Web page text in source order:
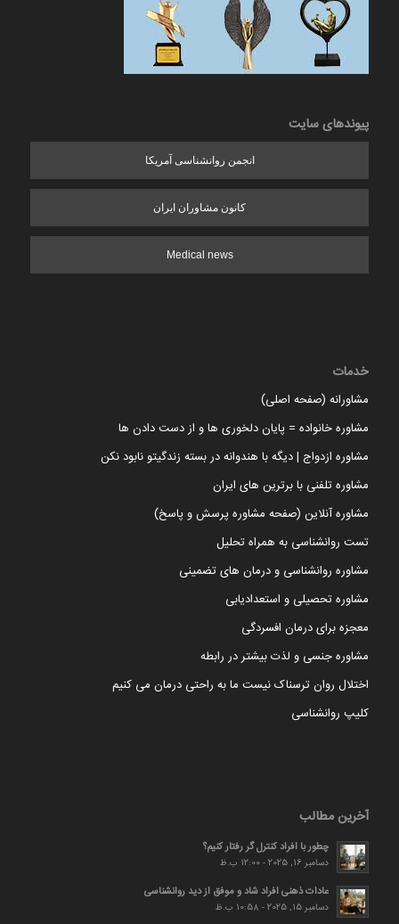
پیوندهای سایت
انجمن روانشناسی آمریکا
کانون مشاوران ایران
Medical news
خدمات
مشاورانه (صفحه اصلی)
مشاوره خانواده = پایان دلخوری ها و از دست دادن ها
مشاوره ازدواج | دیگه با هندوانه در بسته زندگیتو نابود نکن
مشاوره تلفنی با برترین های ایران
مشاوره آنلاین (صفحه مشاوره پرسش و پاسخ)
تست روانشناسی به همراه تحلیل
مشاوره روانشناسی و درمان های تضمینی
مشاوره تحصیلی و استعدادیابی
معجزه برای درمان افسردگی
مشاوره جنسی و لذت بیشتر در رابطه
اختلال روان ترسناک نیست ما به راحتی درمان می کنیم
کلیپ روانشناسی
آخرین مطالب
چطور با افراد کنترل گر رفتار کنیم؟
دسامبر 16, 2025 - 12:00 ب.ظ
عادات ذهنی افراد شاد و موفق از دید روانشناسی
دسامبر 15, 2025 - 10:58 ب.ظ